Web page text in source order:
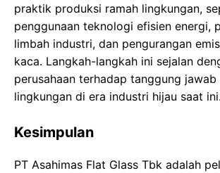
praktik produksi ramah lingkungan,
penggunaan teknologi efisien energi,
limbah industri, dan pengurangan
kaca. Langkah-langkah ini sejalan
perusahaan terhadap tanggung jawab
lingkungan di era industri hijau saat ini.
Kesimpulan
PT Asahimas Flat Glass Tbk adalah